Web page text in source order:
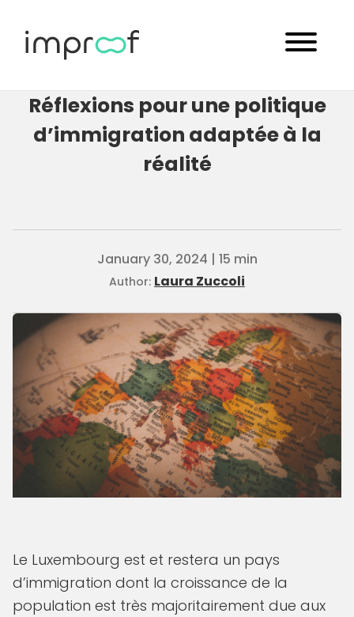
Réflexions pour une politique
d’immigration adaptée à la
réalité
January 30, 2024 | 15 min
Author: Laura Zuccoli
Le Luxembourg est et restera un pays
d’immigration dont la croissance de la
population est très majoritairement due aux